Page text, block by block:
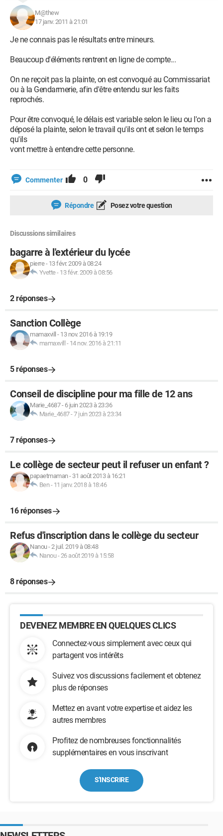
M@thew
17 janv. 2011 à 21:01
Je ne connais pas le résultats entre mineurs.
Beaucoup d'éléments rentrent en ligne de compte...
On ne reçoit pas la plainte, on est convoqué au Commissariat
ou à la Gendarmerie, afin d'être entendu sur les faits
reprochés.
Pour être convoqué, le délais est variable selon le lieu ou l'on a
déposé la plainte, selon le travail qu'ils ont et selon le temps
qu'ils
vont mettre à entendre cette personne.
Commenter 0
Répondre Posez votre question
Discussions similaires
bagarre à l'extérieur du lycée
pierre- 13 févr. 2009 à 08:24
Yvette- 13 févr. 2009 à 08:56
2 réponses
Sanction Collège
mamaxvill - 13 nov. 2016 à 19:19
mamaxvill - 14 nov. 2016 à 21:11
5 réponses
Conseil de discipline pour ma fille de 12 ans
Marie_4687- 6 juin 2023 à 23:36
Marie_4687-7 juin 2023 à 23:34
7 réponses
Le collège de secteur peut il refuser un enfant ?
papaetmaman- 31 août 2013 à 16:21
Ben- 11 janv. 2018 à 18:46
16 réponses
Refus d'inscription dans le collège du secteur
Nanou-2 juil. 2019 à 08:48
Nanou-26 août 2019 à 15:58
8 réponses
DEVENEZ MEMBRE EN QUELQUES CLICS
Connectez-vous simplement avec ceux qui
partagent vos intérêts
Suivez vos discussions facilement et obtenez
plus de réponses
Mettez en avant votre expertise et aidez les
autres membres
Profitez de nombreuses fonctionnalités
supplémentaires en vous inscrivant
S'INSCRIRE